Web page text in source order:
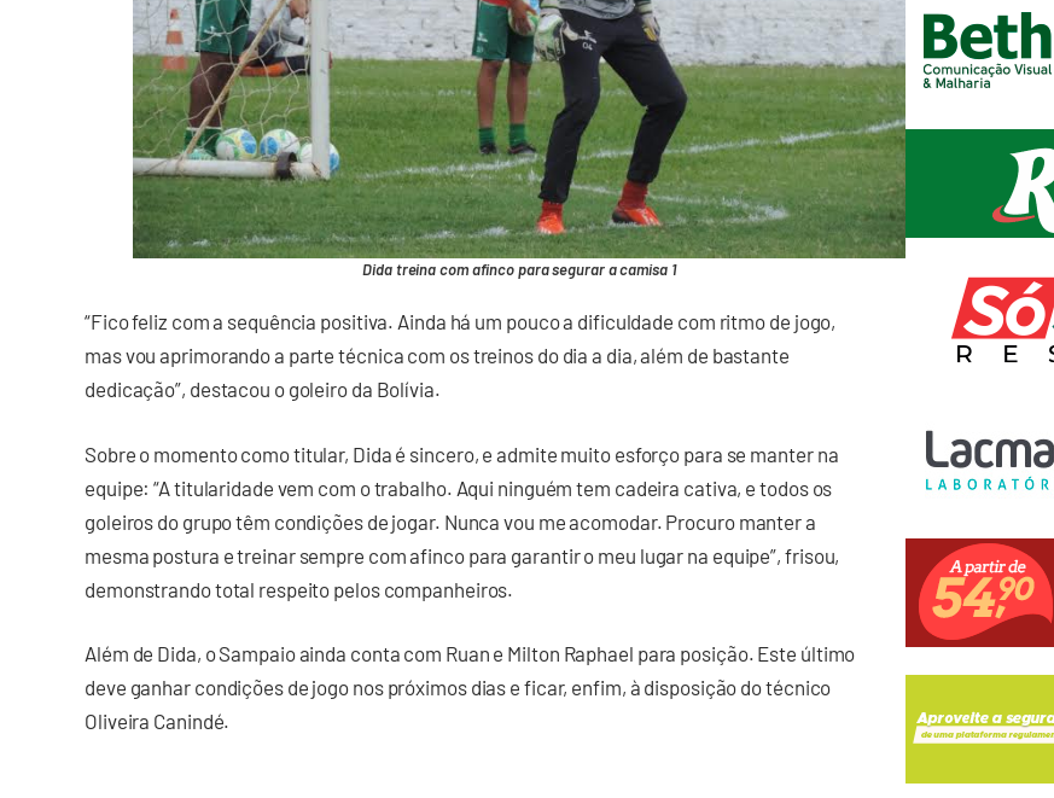
Dida treina com afinco para segurar a camisa 1
“Fico feliz com a sequência positiva. Ainda há um pouco a dificuldade com ritmo de jogo,
mas vou aprimorando a parte técnica com os treinos do dia a dia, além de bastante
dedicação”, destacou o goleiro da Bolívia.
Sobre o momento como titular, Dida é sincero, e admite muito esforço para se manter na
equipe: “A titularidade vem com o trabalho. Aqui ninguém tem cadeira cativa, e todos os
goleiros do grupo têm condições de jogar. Nunca vou me acomodar. Procuro manter a
mesma postura e treinar sempre com afinco para garantir o meu lugar na equipe”, frisou,
demonstrando total respeito pelos companheiros.
Além de Dida, o Sampaio ainda conta com Ruan e Milton Raphael para posição. Este último
deve ganhar condições de jogo nos próximos dias e ficar, enfim, à disposição do técnico
Oliveira Canindé.